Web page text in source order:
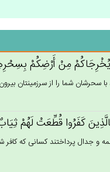
مِن‌ْ أَرْضِكُمْ‌
شما را از سرزمينتان بيرون
كَفَرُوا قُطِّعَت‌ْ لَهُم‌ْ
و جدال پرداختند كسانى كه